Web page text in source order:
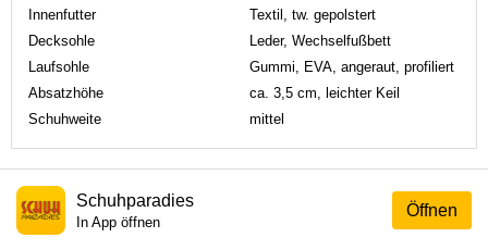
Innenfutter
Textil, tw. gepolstert
Decksohle
Leder, Wechselfußbett
Laufsohle
Gummi, EVA, angeraut, profiliert
Absatzhöhe
ca. 3,5 cm, leichter Keil
Schuhweite
mittel
Öffnen
Schuhparadies
In App öffnen